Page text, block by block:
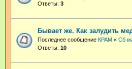
Ответы: 3
Бывает же. Как залудить
Последнее сообщение КРАМ « Сб
Ответы: 10